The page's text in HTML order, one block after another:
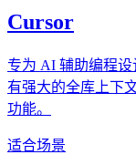
Cursor
专为 AI 辅助编程设
有强大的全库上下
功能。
适合场景